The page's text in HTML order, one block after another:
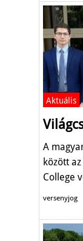
Aktuális
A
között
College
versenyjog